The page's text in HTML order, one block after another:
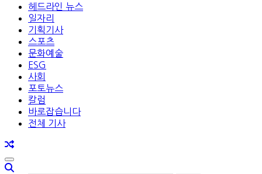
헤드라인 뉴스
일자리
기획기사
스포츠
문화예술
ESG
사회
포토뉴스
칼럼
바로잡습니다
전체 기사